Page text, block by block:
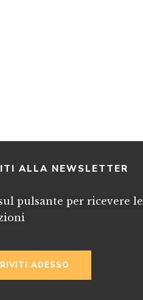
ALLA NEWSLETTER
pulsante per ricevere
ADESSO